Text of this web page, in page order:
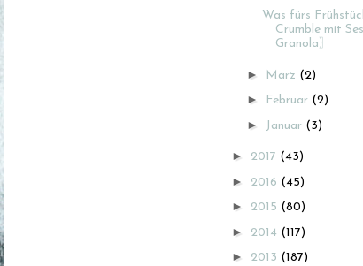
Was fürs
Crumble mit
Granola〗
► März (2)
► Februar (2)
► Januar (3)
► 2017 (43)
► 2016 (45)
► 2015 (80)
► 2014 (117)
► 2013 (187)